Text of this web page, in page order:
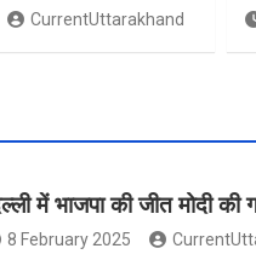
CurrentUttarakhand
में भाजपा की जीत मोदी की
8 February 2025